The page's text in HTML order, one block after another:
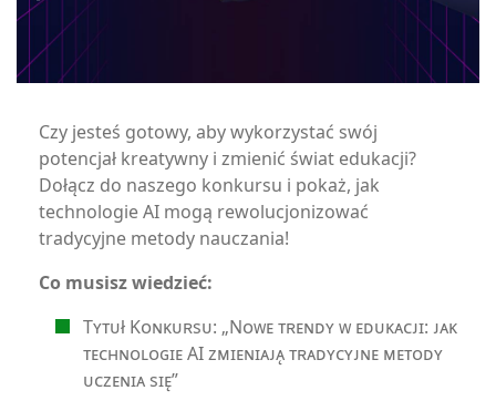
Czy jesteś gotowy, aby wykorzystać swój
potencjał kreatywny i zmienić świat edukacji?
Dołącz do naszego konkursu i pokaż, jak
technologie AI mogą rewolucjonizować
tradycyjne metody nauczania!
Co musisz wiedzieć:
Tʏᴛᴜł Kᴏɴᴋᴜʀsᴜ: „Nᴏᴡᴇ ᴛʀᴇɴᴅʏ ᴡ ᴇᴅᴜᴋᴀᴄᴊɪ: ᴊᴀᴋ
ᴛᴇᴄʜɴᴏʟᴏɢɪᴇ AI ᴢᴍɪᴇɴɪᴀᴊᴀ̨ ᴛʀᴀᴅʏᴄʏᴊɴᴇ ᴍᴇᴛᴏᴅʏ
ᴜᴄᴢᴇɴɪᴀ sɪᴇ̨”